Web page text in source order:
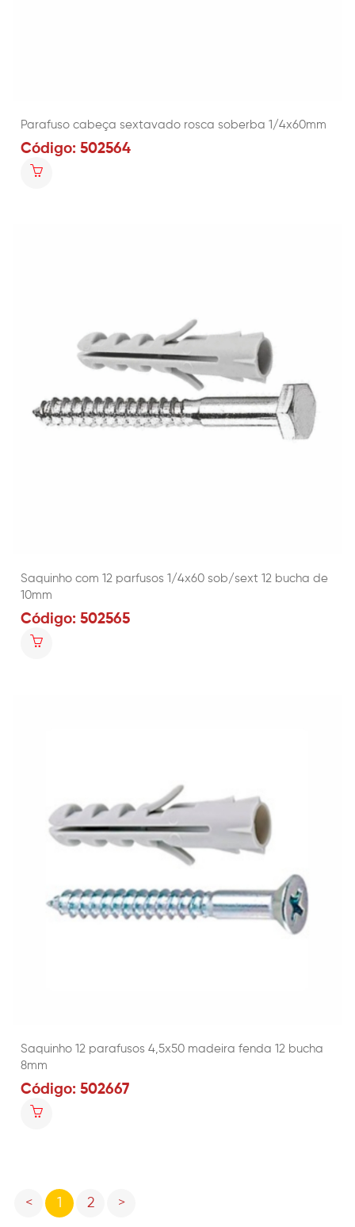
Parafuso cabeça sextavado rosca soberba 1/4x60mm
Código: 502564
Saquinho com 12 parfusos 1/4x60 sob/sext 12 bucha de
10mm
Código: 502565
Saquinho 12 parafusos 4,5x50 madeira fenda 12 bucha
8mm
Código: 502667
<Previous
1 2 >Next